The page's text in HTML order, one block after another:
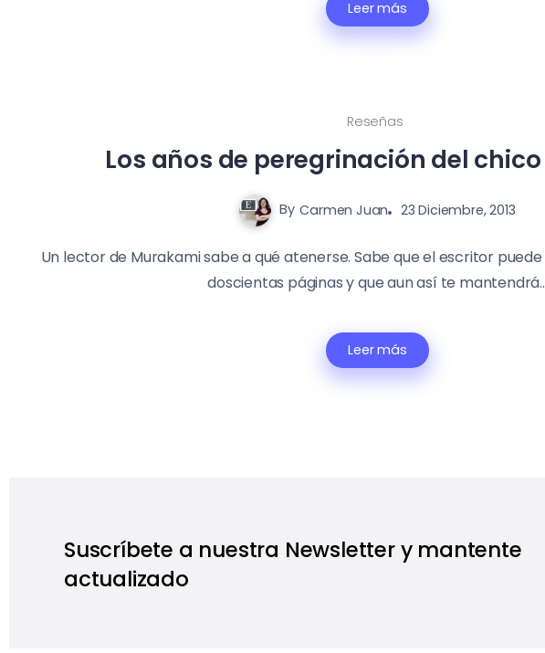
Leer más
Reseñas
Los años de peregrinación del
By Carmen Juan 23 Diciembre, 2013
Un lector de Murakami sabe a qué atenerse. Sabe que el escritor
doscientas páginas y que aun así te
Leer más
Suscríbete a nuestra Newsletter y mantente
actualizado